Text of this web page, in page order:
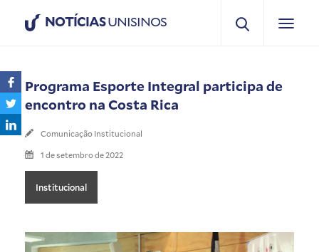
NOTÍCIASUNISINOS
Programa Esporte Integral participa de
encontro na Costa Rica
Comunicação Institucional
1 de setembro de 2022
Institucional